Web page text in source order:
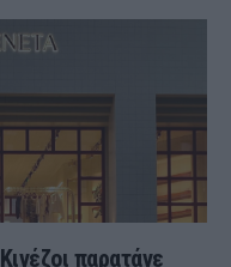
παρατάνε